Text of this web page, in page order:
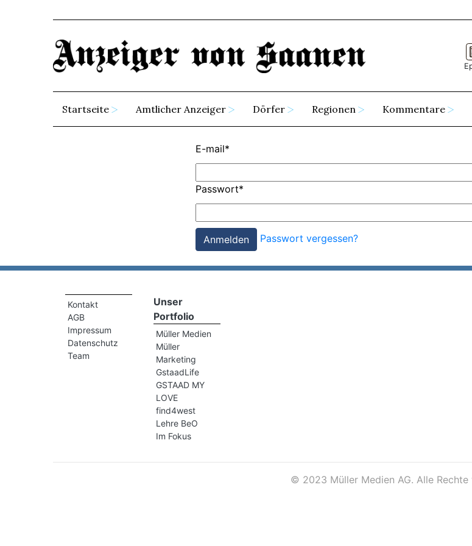
Startseite Amtlicher Anzeiger Dörfer Regionen Kommentare
E-mail*
Passwort*
Passwort vergessen?
Kontakt
AGB
Impressum
Datenschutz
Team
Unser
Portfolio
Müller Medien
Müller
Marketing
GstaadLife
GSTAAD MY
LOVE
find4west
Lehre BeO
Im Fokus
© 2023 Müller Medien AG. Alle